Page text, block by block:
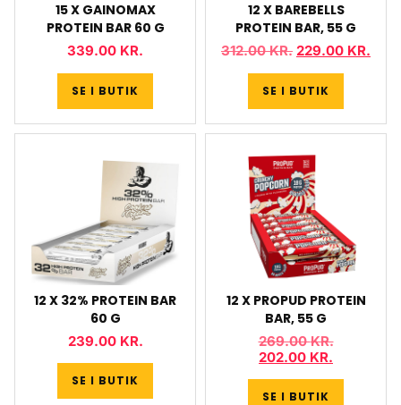
15 X GAINOMAX
PROTEIN BAR 60 G
339.00 KR.
SE I BUTIK
12 X BAREBELLS
PROTEIN BAR, 55 G
312.00KR. 229.00 KR.
SE I BUTIK
12 X 32% PROTEIN BAR
60 G
239.00 KR.
SE I BUTIK
12 X PROPUD PROTEIN
BAR, 55 G
269.00KR.
202.00 KR.
SE I BUTIK